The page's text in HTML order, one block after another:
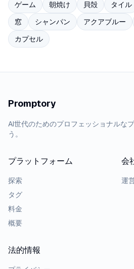
ゲーム
朝焼け 貝殻 タイル
窓
シャンパン アクアブルー
カプセル
Promptory
AI世代のためのプロフェッショナルな
う。
プラットフォーム
探索
タグ
料金
概要
会
運
法的情報